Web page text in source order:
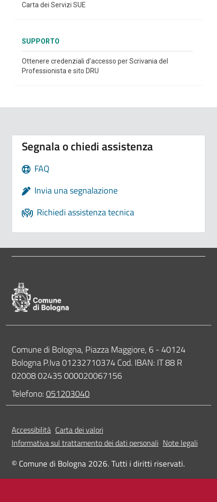
Carta dei Servizi SUE
SUPPORTO
Ottenere credenziali d'accesso per Scrivania del
Professionista e sito DRU
Segnala o chiedi assistenza
FAQ
Invia una segnalazione
Richiedi assistenza tecnica
Contatti
Comune di Bologna, Piazza Maggiore, 6 - 40124
Bologna P.Iva 01232710374 Cod. IBAN: IT 88 R
02008 02435 000020067156
Telefono:051203040
Accessibilità Carta dei valori
Informativa sul trattamento dei dati personali Note legali
© Comune di Bologna 2026. Tutti i diritti riservati.